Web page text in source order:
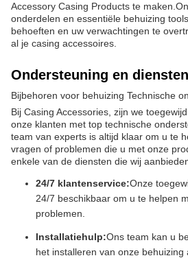
Accessory Casing Products te
onderdelen en essentiële behuizing
behoeften en uw verwachtingen te
al je casing accessoires.
Ondersteuning en
Bijbehoren voor behuizing Technische
Bij Casing Accessories, zijn we
onze klanten met top technische
team van experts is altijd klaar om u te
vragen of problemen die u met onze
enkele van de diensten die wij
24/7 klantenservice:Onze
24/7 beschikbaar om u te helpen
problemen.
Installatiehulp:Ons team kan u
het installeren van onze